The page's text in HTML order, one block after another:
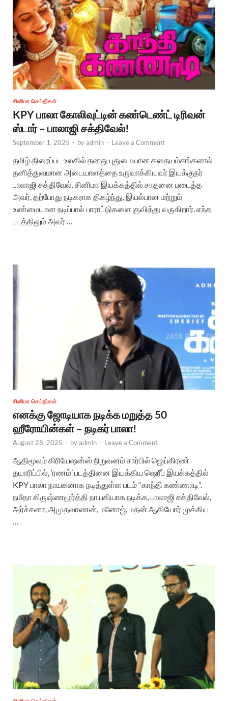
சினிமா செய்திகள்
KPY பாலா கோலிவுட்டின் கண்டெண்ட் டிரிவன்
ஸ்டார் – பாலாஜி சக்திவேல்!
September 1, 2025 - byadmin - Leave a Comment
தமிழ் திரைப்பட உலகில் தனது புதுமையான கதையம்சங்களால்
தனித்துவமான அடையாளத்தை உருவாக்கியவர் இயக்குநர்
பாலாஜி சக்திவேல். சினிமா இயக்கத்தில் சாதனை படைத்த
அவர், தற்போது நடிகராக திகழ்ந்து, இயல்பான மற்றும்
உண்மையான நடிப்பால் பாராட்டுகளை குவித்து வருகிறார். எந்த
படத்திலும் அவர் …
சினிமா செய்திகள்
எனக்கு ஜோடியாக நடிக்க மறுத்த 50
ஹீரோயின்கள் – நடிகர் பாலா!
August 28, 2025 - byadmin - Leave a Comment
ஆதிமூலம் கிரியேஷன்ஸ் நிறுவனம் சார்பில் ஜெய்கிரண்
தயாரிப்பில், ‘ரணம்’ படத்தினை இயக்கிய ஷெரீப் இயக்கத்தில்
KPY பாலா நாயகனாக நடித்துள்ள படம் “காந்தி கண்ணாடி”.
நமீதா கிருஷ்ணமூர்த்தி நாயகியாக நடிக்க, பாலாஜி சக்திவேல்,
அர்ச்சனா, அமுதவாணன், மனோஜ், மதன் ஆகியோர் முக்கிய